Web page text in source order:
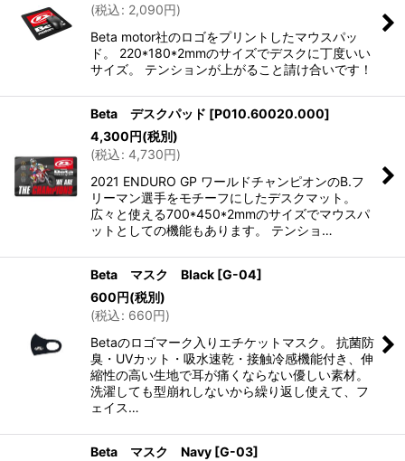
(税込: 2,090円)
Beta motor社のロゴをプリントしたマウスパッ
ド。 220*180*2mmのサイズでデスクに丁度いい
サイズ。 テンションが上がること請け合いです！
Beta デスクパッド [P010.60020.000]
4,300円(税別)
(税込: 4,730円)
2021 ENDURO GP ワールドチャンピオンのB.フ
リーマン選手をモチーフにしたデスクマット。
広々と使える700*450*2mmのサイズでマウスパ
ットとしての機能もあります。 テンショ…
Beta マスク Black [G-04]
600円(税別)
(税込: 660円)
Betaのロゴマーク入りエチケットマスク。 抗菌防
臭・UVカット・吸水速乾・接触冷感機能付き、伸
縮性の高い生地で耳が痛くならない優しい素材。
洗濯しても型崩れしないから繰り返し使えて、フ
ェイス…
Beta マスク Navy [G-03]